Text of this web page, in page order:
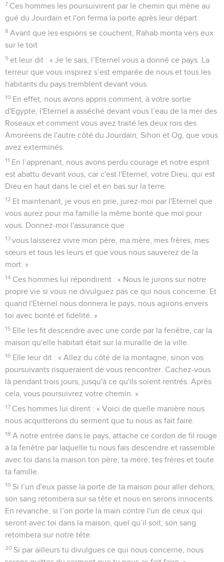
7 Ces hommes les poursuivirent par le chemin qui mène au
gué du Jourdain et l'on ferma la porte après leur départ.
8 Avant que les espions se couchent, Rahab monta vers eux
sur le toit
9 et leur dit : « Je le sais, l’Eternel vous a donné ce pays. La
terreur que vous inspirez s’est emparée de nous et tous les
habitants du pays tremblent devant vous.
10 En effet, nous avons appris comment, à votre sortie
d'Egypte, l'Eternel a asséché devant vous l’eau de la mer des
Roseaux et comment vous avez traité les deux rois des
Amoréens de l'autre côté du Jourdain, Sihon et Og, que vous
avez exterminés.
11 En l’apprenant, nous avons perdu courage et notre esprit
est abattu devant vous, car c'est l'Eternel, votre Dieu, qui est
Dieu en haut dans le ciel et en bas sur la terre.
12 Et maintenant, je vous en prie, jurez-moi par l'Eternel que
vous aurez pour ma famille la même bonté que moi pour
vous. Donnez-moi l'assurance que
13 vous laisserez vivre mon père, ma mère, mes frères, mes
sœurs et tous les leurs et que vous nous sauverez de la
mort. »
14 Ces hommes lui répondirent : « Nous le jurons sur notre
propre vie si vous ne divulguez pas ce qui nous concerne. Et
quand l'Eternel nous donnera le pays, nous agirons envers
toi avec bonté et fidélité. »
15 Elle les fit descendre avec une corde par la fenêtre, car la
maison qu'elle habitait était sur la muraille de la ville.
16 Elle leur dit : « Allez du côté de la montagne, sinon vos
poursuivants risqueraient de vous rencontrer. Cachez-vous
là pendant trois jours, jusqu'à ce qu'ils soient rentrés. Après
cela, vous poursuivrez votre chemin. »
17 Ces hommes lui dirent : « Voici de quelle manière nous
nous acquitterons du serment que tu nous as fait faire.
18 A notre entrée dans le pays, attache ce cordon de fil rouge
à la fenêtre par laquelle tu nous fais descendre et rassemble
avec toi dans la maison ton père, ta mère, tes frères et toute
ta famille.
19 Si l’un d'eux passe la porte de ta maison pour aller dehors,
son sang retombera sur sa tête et nous en serons innocents.
En revanche, si l’on porte la main contre l'un de ceux qui
seront avec toi dans la maison, quel qu’il soit, son sang
retombera sur notre tête.
20 Si par ailleurs tu divulgues ce qui nous concerne, nous